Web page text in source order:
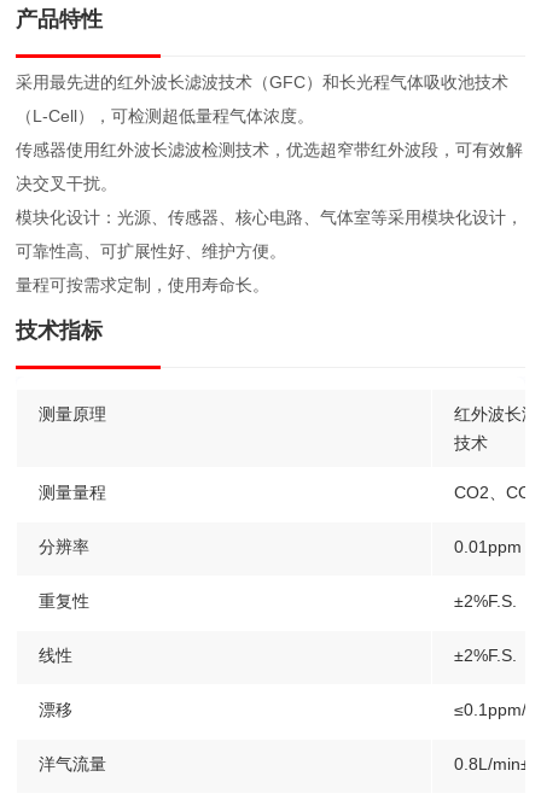
产品特性
采用最先进的红外波长滤波技术（GFC）和长光程气体吸收池技术
（L-Cell），可检测超低量程气体浓度。
传感器使用红外波长滤波检测技术，优选超窄带红外波段，可有效解
决交叉干扰。
模块化设计：光源、传感器、核心电路、气体室等采用模块化设计，
可靠性高、可扩展性好、维护方便。
量程可按需求定制，使用寿命长。
技术指标
测量原理
红外波长
技术
测量量程 CO2、CO
分辨率 0.01ppm
重复性 ±2%F.S.
线性 ±2%F.S.
漂移 ≤0.1ppm/
洋气流量 0.8L/